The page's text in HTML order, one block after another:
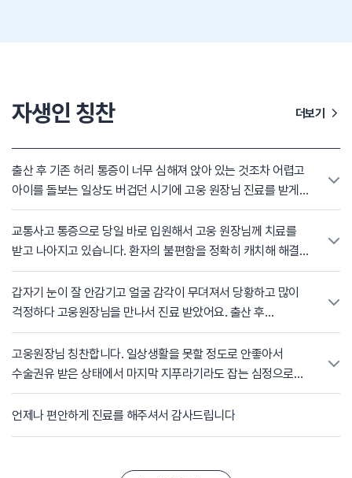
자생인 칭찬 더보기
출산 후 기존 허리 통증이 너무 심해져 앉아 있는 것조차 어렵고
아이를 돌보는 일상도 버겁던 시기에 고웅 원장님 진료를 받게
되었습니다. 육아로 인해 수술을 할 시간도 없어서 막막했는데,
호전될 수 있다는 희망을 주시고 현재 상태에 맞는 치료 방향을
명확하게 잡아주셔서 큰 힘이 되었습니다. 무엇보다 치료 과정
내내 상황을 이해하며 지지해 주셔서 심리적으로도 많은 위로를
받았습니다. 덕분에 통증이 많이 좋아져 다시 일상생활과 육아를
훨씬 편하게 할 수 있게 되었습니다. 진심으로 감사드립니다.
교통사고 통증으로 당일 바로 입원해서 고웅 원장님께 치료를
받고 나아지고 있습니다. 환자의 불편함을 정확히 캐치해 해결해
주시는 손길에 매번 감사드립니다. 원장님의 진료 덕분에 점점
나아집니다. 빠른 피드백과 처리 감사합니다.
갑자기 눈이 잘 안감기고 얼굴 감각이 무뎌져서 당황하고 많이
걱정하다 고웅원장님을 만나서 진료 받았어요. 출산 후
스트레스와 면역력 저하가 원인 으로 오는 안면마비라고
설명해주시고 치료 과정을 안심할 수있게 설명 해 주셨습니다.
아직 나이가 젊은데 얼굴이 돌아가서 원래대로 안 돌아오면
어쩌나 많이 불안했는데 원장님 가이드 따라서 치료 지속하면서
많이 부드러워지고 이제는 회복이 되었습니다. 꼼꼼히 신경
고웅원장님 칭찬합니다. 일상생활을 못할 정도로 안좋아서
수술권유 받은 상태에서 마지막 지푸라기라도 잡는 심정으로
가게 되었는데. 기적처럼 수술없이 통증이 좋아졌습니다. 원장님
처음 설명 해주신대로 치료받으니 빨리 좋아져서 덕분에 일도 할
수 있는 상태가 되었네요. 필요한 것만 정확히 집어서 치료
언제나 편안하게 진료를 해주셔서 감사드립니다